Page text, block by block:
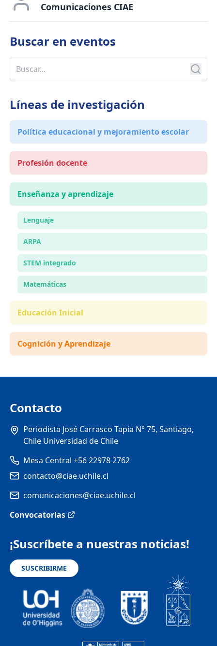
Comunicaciones CIAE
Buscar en eventos
Líneas de investigación
Política educacional y mejoramiento escolar
Profesión docente
Enseñanza y aprendizaje
Lenguaje
ARPA
STEM integrado
Matemáticas
Educación Inicial
Cognición y Aprendizaje
Contacto
Periodista José Carrasco Tapia N° 75, Santiago,
Chile Universidad de Chile
Mesa Central +56 22978 2762
contacto@ciae.uchile.cl
comunicaciones@ciae.uchile.cl
Convocatorias
¡Suscríbete a nuestras noticias!
SUSCRIBIRME